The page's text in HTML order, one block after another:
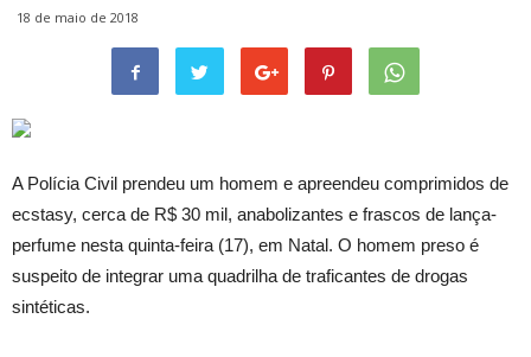
18 de maio de 2018
A Polícia Civil prendeu um homem e apreendeu comprimidos de
ecstasy, cerca de R$ 30 mil, anabolizantes e frascos de lança-
perfume nesta quinta-feira (17), em Natal. O homem preso é
suspeito de integrar uma quadrilha de traficantes de drogas
sintéticas.